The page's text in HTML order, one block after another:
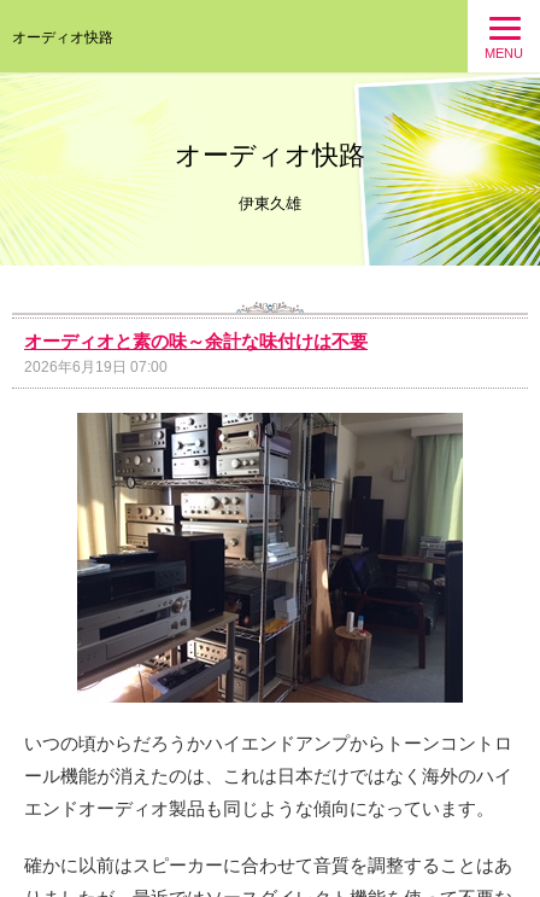
オーディオ快路
MENU
オーディオ快路
伊東久雄
オーディオと素の味～余計な味付けは不要
2026年6月19日 07:00
いつの頃からだろうかハイエンドアンプからトーンコントロ
ール機能が消えたのは、これは日本だけではなく海外のハイ
エンドオーディオ製品も同じような傾向になっています。
確かに以前はスピーカーに合わせて音質を調整することはあ